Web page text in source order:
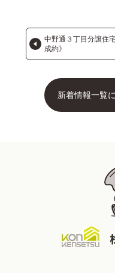
中野通３丁目分譲住
成約》
新着情報一覧